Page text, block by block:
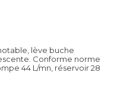
lève buche
Conforme norme
44 L/mn, réservoir 28